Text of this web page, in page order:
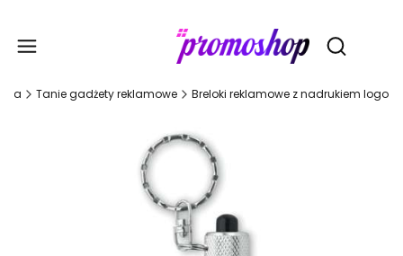
Otwórz
Tanie gadżety reklamowe Breloki reklamowe z nadrukiem logo